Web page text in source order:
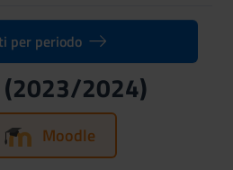
per periodo
(2023/2024)
Moodle